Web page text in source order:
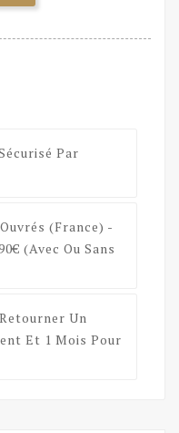
Par
(France) -
(avec Ou Sans
Un
Et 1 Mois Pour